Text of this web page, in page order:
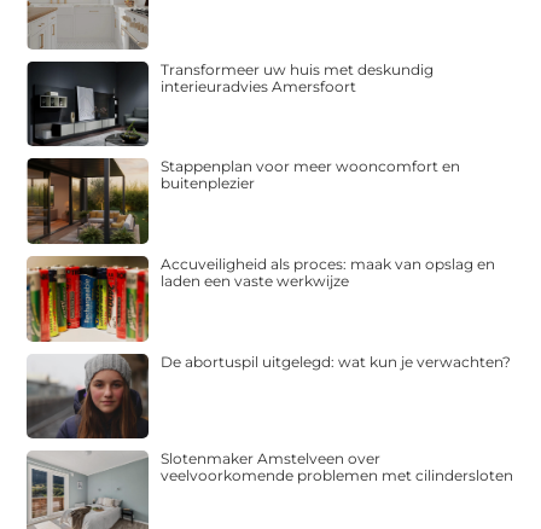
Transformeer uw huis met deskundig
interieuradvies Amersfoort
Stappenplan voor meer wooncomfort en
buitenplezier
Accuveiligheid als proces: maak van opslag en
laden een vaste werkwijze
De abortuspil uitgelegd: wat kun je verwachten?
Slotenmaker Amstelveen over
veelvoorkomende problemen met cilindersloten